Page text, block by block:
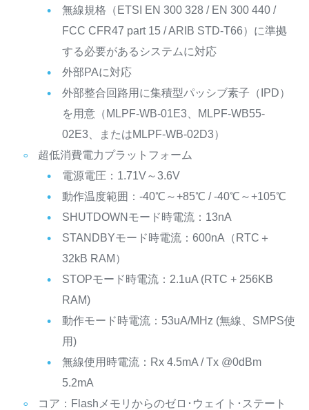
無線規格（ETSI EN 300 328 / EN 300 440 /
FCC CFR47 part 15 / ARIB STD-T66）に準拠
する必要があるシステムに対応
外部PAに対応
外部整合回路用に集積型パッシブ素子（IPD）
を用意（MLPF-WB-01E3、MLPF-WB55-
02E3、またはMLPF-WB-02D3）
超低消費電力プラットフォーム
電源電圧：1.71V～3.6V
動作温度範囲：-40℃～+85℃ / -40℃～+105℃
SHUTDOWNモード時電流：13nA
STANDBYモード時電流：600nA（RTC＋
32kB RAM）
STOPモード時電流：2.1uA (RTC + 256KB
RAM)
動作モード時電流：53uA/MHz (無線、SMPS使
用)
無線使用時電流：Rx 4.5mA / Tx @0dBm
5.2mA
コア：Flashメモリからのゼロ･ウェイト･ステート